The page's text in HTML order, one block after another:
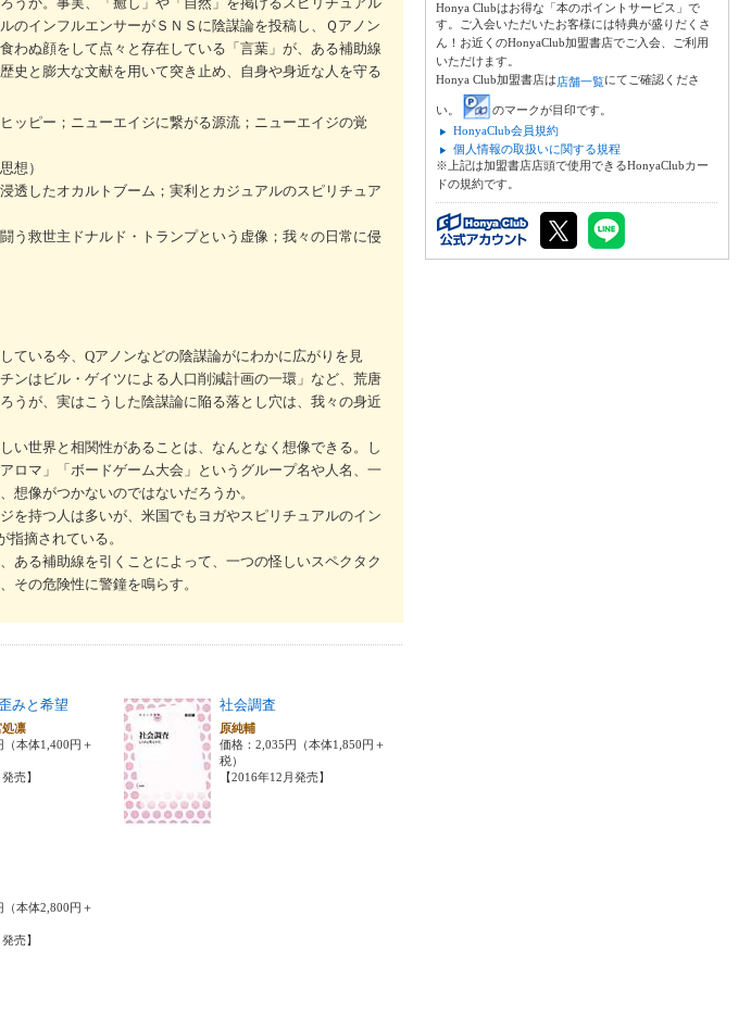
のインフルエンサーがＳＮＳに陰謀論を投稿し、Ｑアノン
わぬ顔をして点々と存在している「言葉」が、ある補助線
史と膨大な文献を用いて突き止め、自身や身近な人を守る
ピー；ニューエイジに繋がる源流；ニューエイジの覚
想）
したオカルトブーム；実利とカジュアルのスピリチュア
救世主ドナルド・トランプという虚像；我々の日常に侵
ている今、Qアノンなどの陰謀論がにわかに広がりを見
ンはビル・ゲイツによる人口削減計画の一環」など、荒唐
うが、実はこうした陰謀論に陥る落とし穴は、我々の身近
い世界と相関性があることは、なんとなく想像できる。し
ロマ」「ボードゲーム大会」というグループ名や人名、一
想像がつかないのではないだろうか。
を持つ人は多いが、米国でもヨガやスピリチュアルのイン
摘されている。
ある補助線を引くことによって、一つの怪しいスペクタク
その危険性に警鐘を鳴らす。
みと希望
処凛
本体1,400円＋
売】
社会調査
原純輔
価格：2,035円（本体1,850円＋
税）
【2016年12月発売】
本体2,800円＋
売】
Honya Clubはお得な「本のポイントサービス」で
す。ご入会いただいたお客様には特典が盛りだくさ
ん！お近くのHonyaClub加盟書店でご入会、ご利用
いただけます。
Honya Club加盟書店は店舗一覧にてご確認くださ
い。
のマークが目印です。
HonyaClub会員規約
個人情報の取扱いに関する規程
※上記は加盟書店店頭で使用できるHonyaClubカー
ドの規約です。